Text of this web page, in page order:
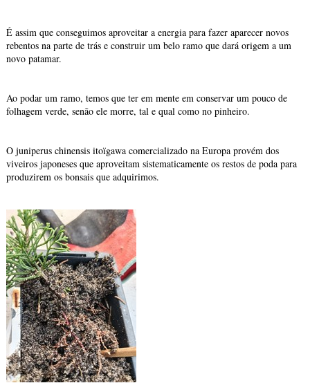
É assim que conseguimos aproveitar a energia para fazer aparecer novos
rebentos na parte de trás e construir um belo ramo que dará origem a um
novo patamar.
Ao podar um ramo, temos que ter em mente em conservar um pouco de
folhagem verde, senão ele morre, tal e qual como no pinheiro.
O juniperus chinensis itoïgawa comercializado na Europa provém dos
viveiros japoneses que aproveitam sistematicamente os restos de poda para
produzirem os bonsais que adquirimos.